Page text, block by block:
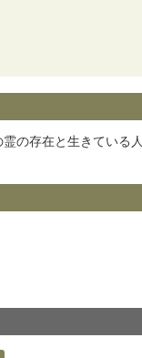
の存在と生きてい